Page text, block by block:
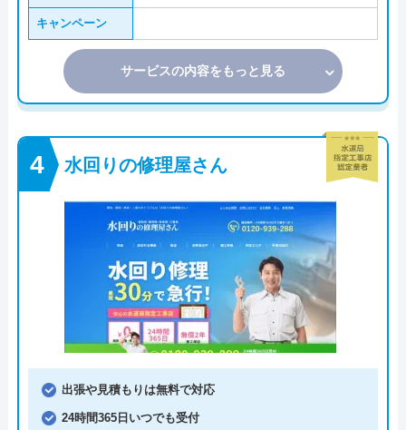
キャンペーン
サービスの内容をもっと見る
水回りの修理屋さん
出張や見積もりは無料で対応
24時間365日いつでも受付